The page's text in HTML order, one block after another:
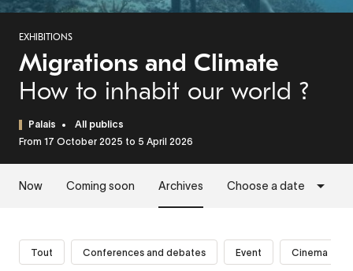
EXHIBITIONS
Migrations and Climate
How to inhabit our world ?
Palais All publics
From 17 October 2025 to 5 April 2026
Now Coming soon Archives Choose a date
Tout Conferences and debates Event Cinema